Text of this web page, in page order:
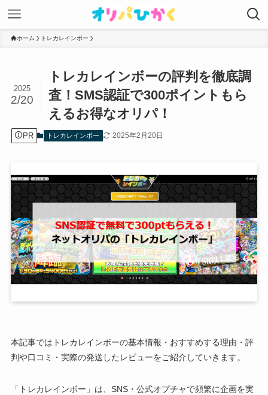
ホーム トレカレインボー
トレカレインボーの評判を徹底調
査！SMS認証で300ポイントもら
えるお得なオリパ！
2025
2/20
PR トレカレインボー 2025年2月20日
本記事ではトレカレインボーの基本情報・おすすめする理由・評
判や口コミ・実際の発送したレビューをご紹介していきます。
「トレカレインボー」は、SNS・公式オプチャで頻繁に企画を実